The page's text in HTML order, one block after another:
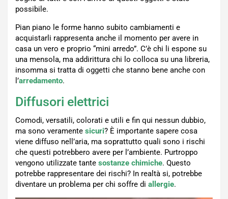
possibile.
Pian piano le forme hanno subito cambiamenti e
acquistarli rappresenta anche il momento per avere in
casa un vero e proprio “mini arredo”. C’è chi li espone su
una mensola, ma addirittura chi lo colloca su una libreria,
insomma si tratta di oggetti che stanno bene anche con
l’arredamento.
Diffusori elettrici
Comodi, versatili, colorati e utili e fin qui nessun dubbio,
ma sono veramente sicuri? È importante sapere cosa
viene diffuso nell’aria, ma soprattutto quali sono i rischi
che questi potrebbero avere per l’ambiente. Purtroppo
vengono utilizzate tante sostanze chimiche. Questo
potrebbe rappresentare dei rischi? In realtà si, potrebbe
diventare un problema per chi soffre di allergie.